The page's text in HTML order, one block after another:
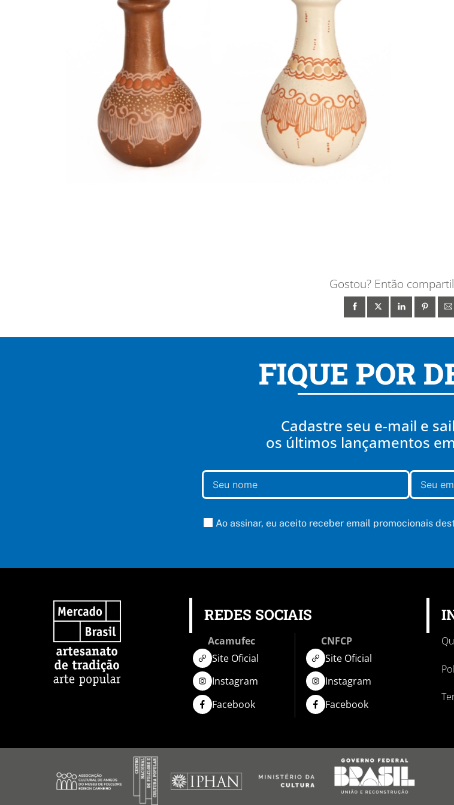
Gostou? Então
FIQUE POR
Cadastre seu e-mail e
os últimos lançamentos
Ao assinar, eu aceito receber email promocionais
REDES SOCIAIS
Acamufec
Site Oficial
Instagram
Facebook
CNFCP
Site Oficial
Instagram
Facebook